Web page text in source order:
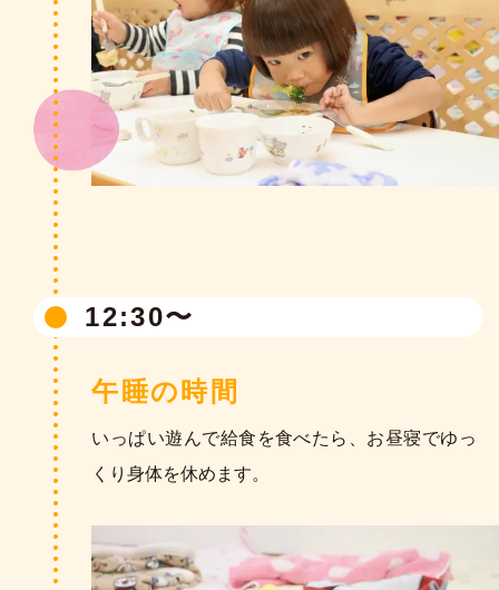
12:30〜
午睡の時間
いっぱい遊んで給食を食べたら、お昼寝でゆっ
くり身体を休めます。
給食の時間
手を洗ってみんなで「いただきます」をした